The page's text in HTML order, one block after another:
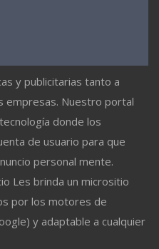
y publicitarias tanto a
empresas. Nuestro portal
donde los
de usuario para que
personal mente.
Les brinda un micrositio
por los motores de
y adaptable a cualquier